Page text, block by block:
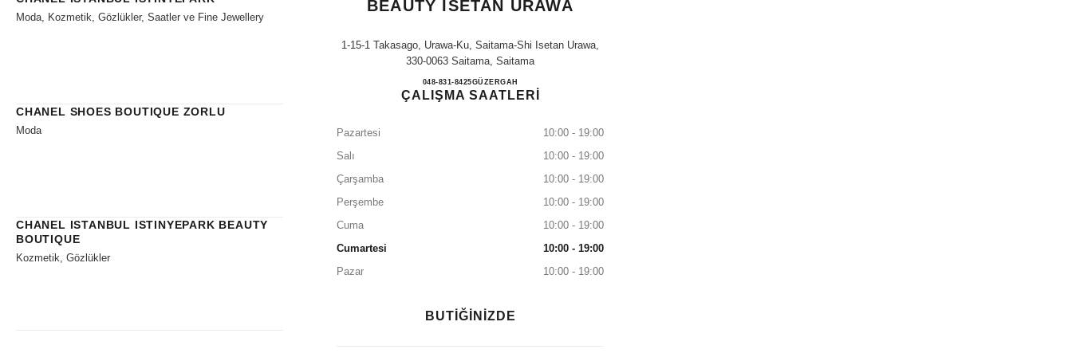
Moda, Kozmetik, Gözlükler, Saatler ve Fine Jewellery
CHANEL SHOES BOUTIQUE ZORLU
Moda
CHANEL ISTANBUL ISTINYEPARK BEAUTY
BOUTIQUE
Kozmetik, Gözlükler
BEAUTY ISETAN URAWA
1-15-1 Takasago, Urawa-Ku, Saitama-Shi Isetan Urawa,
330-0063 Saitama, Saitama
ARAYIN
048-831-8425GÜZERGAHCHANEL FRAGRANCE & BEAUTY ISETAN URAWA
ÇALIŞMA SAATLERİ
Pazartesi
10:00 - 19:00
Salı
10:00 - 19:00
Çarşamba
10:00 - 19:00
Perşembe
10:00 - 19:00
Cuma
10:00 - 19:00
Cumartesi
10:00 - 19:00
Pazar
10:00 - 19:00
BUTİĞİNİZDE